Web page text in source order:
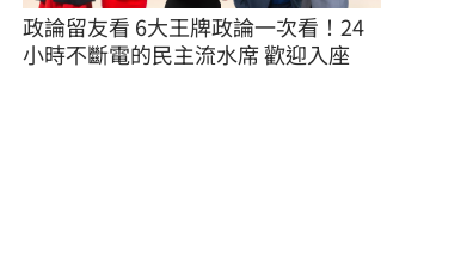
政論留友看 6大王牌政論一次看！24
小時不斷電的民主流水席 歡迎入座